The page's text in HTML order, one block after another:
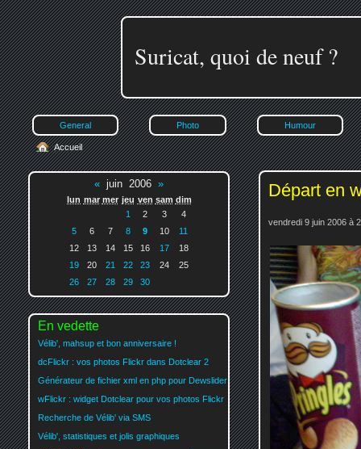
Suricat, quoi de neuf ?
General Photo Humour
Départ en
vendredi 9 juin 2006 à
Accueil
« juin 2006 »
lun mar mer jeu ven sam dim
1
2 3
4
5
6 7 8 9 10
11
12
13 14 15 16 17
18
19
20 21 22 23 24
25
26
27 28 29 30
En vedette
Vélib', mahsup et bon anniversaire !
dcFlickr : vos photos Flickr dans Dotclear 2
Générateur de fichier xml en php pour Dewslider
wFlickr : widget Dotclear pour vos photos Flickr
Recherche de Vélib' via SMS
Vélib', statistiques et jolis graphiques